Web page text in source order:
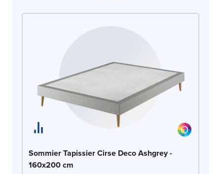
Sommier Tapissier Cirse Deco Ashgrey -
160x200 cm